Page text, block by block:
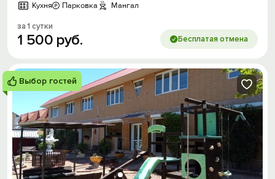
Кухня
Парковка Мангал
за 1 сутки
1 500 руб. Бесплатая отмена
Выбор гостей
Вход на сайт
Войти илиЗарегистрироваться